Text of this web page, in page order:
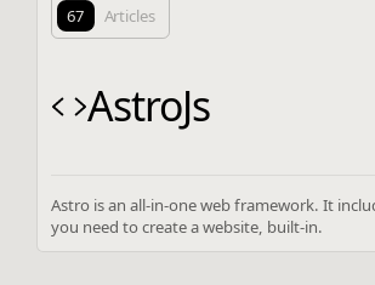
67 Articles
AstroJs
Astro is an all-in-one web framework. It
you need to create a website, built-in.